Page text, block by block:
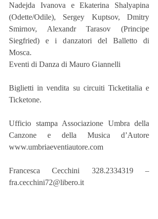
Nadejda Ivanova e Ekaterina Shalyapina
(Odette/Odile), Sergey Kuptsov, Dmitry
Smirnov, Alexandr Tarasov (Principe
Siegfried) e i danzatori del Balletto di
Mosca.
Eventi di Danza di Mauro Giannelli
Biglietti in vendita su circuiti Ticketitalia e
Ticketone.
Ufficio stampa Associazione Umbra della
Canzone e della Musica d’Autore
www.umbriaeventiautore.com
Francesca Cecchini 328.2334319 –
fra.cecchini72@libero.it